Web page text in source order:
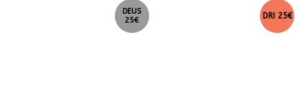
DEUS
25€
DRI 25€